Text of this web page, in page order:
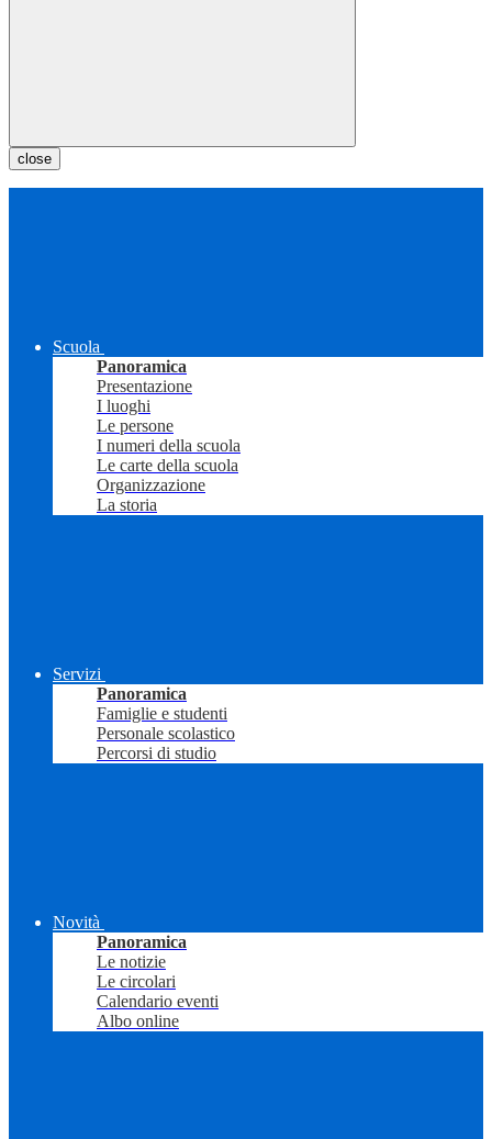
close
Scuola
Panoramica
Presentazione
I luoghi
Le persone
I numeri della scuola
Le carte della scuola
Organizzazione
La storia
Servizi
Panoramica
Famiglie e studenti
Personale scolastico
Percorsi di studio
Novità
Panoramica
Le notizie
Le circolari
Calendario eventi
Albo online